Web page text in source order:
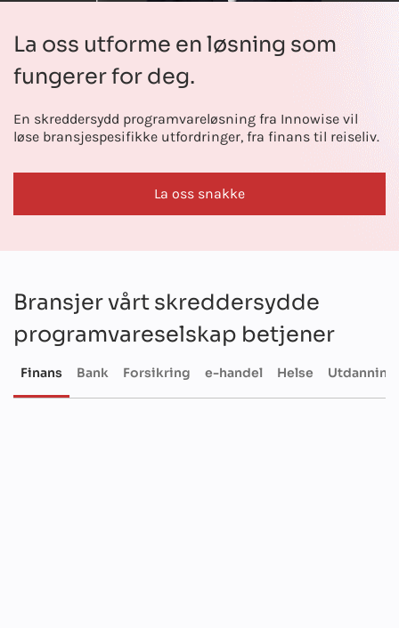
La oss utforme en løsning som
fungerer for deg.
En skreddersydd programvareløsning fra Innowise vil
løse bransjespesifikke utfordringer, fra finans til reiseliv.
La oss snakke
Bransjer vårt skreddersydde
programvareselskap betjener
Finans Bank Forsikring e-handel Helse Utdanning